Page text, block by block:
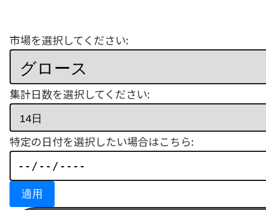
市場を選択してください:
集計日数を選択してください:
特定の日付を選択したい場合はこちら:
適用